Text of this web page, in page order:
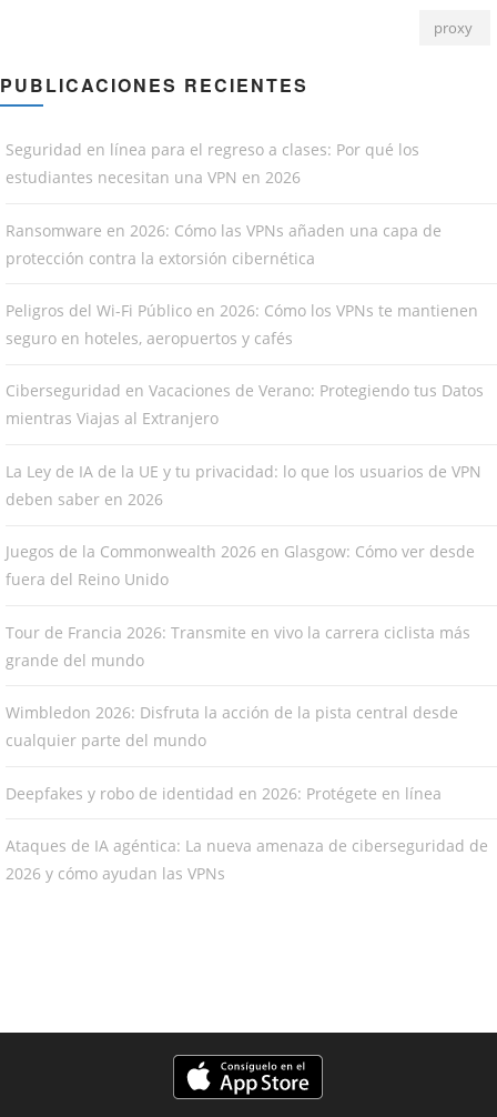
proxy
PUBLICACIONES RECIENTES
Seguridad en línea para el regreso a clases: Por qué los
estudiantes necesitan una VPN en 2026
Ransomware en 2026: Cómo las VPNs añaden una capa de
protección contra la extorsión cibernética
Peligros del Wi-Fi Público en 2026: Cómo los VPNs te mantienen
seguro en hoteles, aeropuertos y cafés
Ciberseguridad en Vacaciones de Verano: Protegiendo tus Datos
mientras Viajas al Extranjero
La Ley de IA de la UE y tu privacidad: lo que los usuarios de VPN
deben saber en 2026
Juegos de la Commonwealth 2026 en Glasgow: Cómo ver desde
fuera del Reino Unido
Tour de Francia 2026: Transmite en vivo la carrera ciclista más
grande del mundo
Wimbledon 2026: Disfruta la acción de la pista central desde
cualquier parte del mundo
Deepfakes y robo de identidad en 2026: Protégete en línea
Ataques de IA agéntica: La nueva amenaza de ciberseguridad de
2026 y cómo ayudan las VPNs